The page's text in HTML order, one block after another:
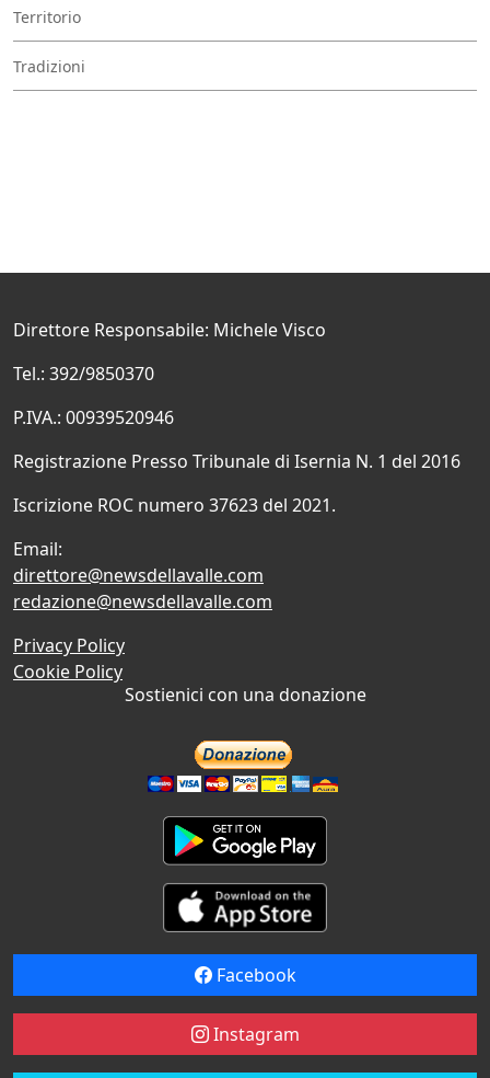
Territorio
Tradizioni
Direttore Responsabile: Michele Visco
Tel.: 392/9850370
P.IVA.: 00939520946
Registrazione Presso Tribunale di Isernia N. 1 del 2016
Iscrizione ROC numero 37623 del 2021.
Email:
direttore@newsdellavalle.com
redazione@newsdellavalle.com
Privacy Policy
Cookie Policy
Sostienici con una donazione
Facebook
Instagram